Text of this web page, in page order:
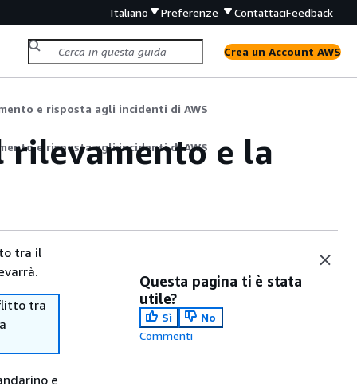
Italiano Preferenze ContattaciFeedback
Crea un Account AWS
e risposta agli incidenti di AWS
e risposta agli incidenti di AWS e la
tra il
tra
e
Questa pagina ti è stata
utile?
Sì
No
Commenti